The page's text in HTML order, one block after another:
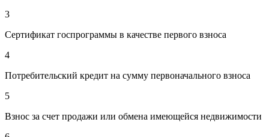
3
Сертификат госпрограммы в качестве первого взноса
4
Потребительский кредит на сумму первоначального взноса
5
Взнос за счет продажи или обмена имеющейся недвижимости